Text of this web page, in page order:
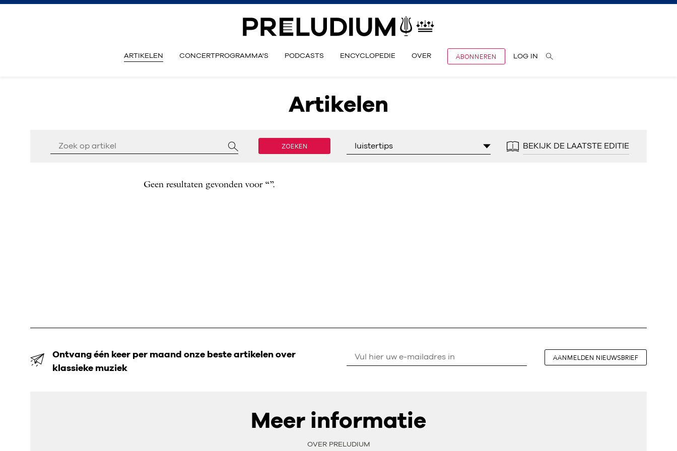
ARTIKELEN CONCERTPROGRAMMA'S PODCASTS ENCYCLOPEDIE OVER ABONNEREN LOG IN
Artikelen
ZOEKEN luistertips BEKIJK DE LAATSTE EDITIE
Geen resultaten gevonden voor “”.
Ontvang één keer per maand onze beste artikelen over
klassieke muziek
AANMELDEN NIEUWSBRIEF
Meer informatie
OVER PRELUDIUM